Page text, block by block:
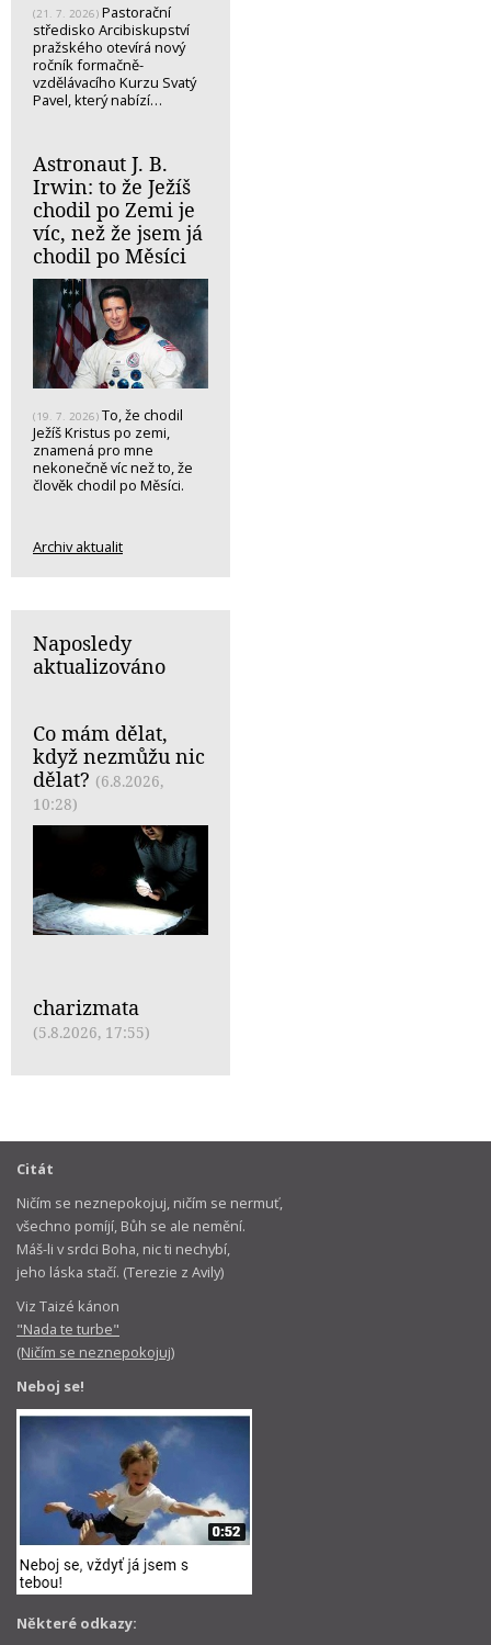
(21. 7. 2026) Pastorační
středisko Arcibiskupství
pražského otevírá nový
ročník formačně-
vzdělávacího Kurzu Svatý
Pavel, který nabízí…
Astronaut J. B.
Irwin: to že Ježíš
chodil po Zemi je
víc, než že jsem já
chodil po Měsíci
(19. 7. 2026) To, že chodil
Ježíš Kristus po zemi,
znamená pro mne
nekonečně víc než to, že
člověk chodil po Měsíci.
Archiv aktualit
Naposledy
aktualizováno
Co mám dělat,
když nezmůžu nic
dělat? (6.8.2026,
10:28)
charizmata
(5.8.2026, 17:55)
Citát
Ničím se neznepokojuj, ničím se nermuť,
všechno pomíjí, Bůh se ale nemění.
Máš-li v srdci Boha, nic ti nechybí,
jeho láska stačí. (Terezie z Avily)
Viz Taizé kánon
"Nada te turbe"
(Ničím se neznepokojuj)
Neboj se!
Některé odkazy: